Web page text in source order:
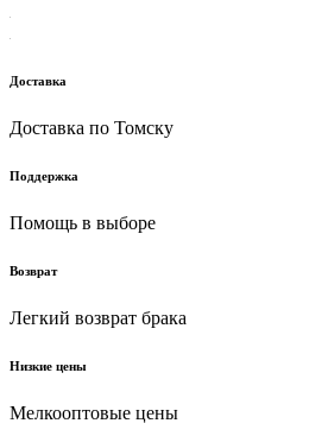
Доставка
Доставка по Томску
Поддержка
Помощь в выборе
Возврат
Легкий возврат брака
Низкие цены
Мелкооптовые цены